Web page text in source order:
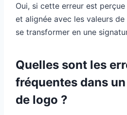
Oui, si cette erreur est
et alignée avec les valeurs
se transformer en une
Quelles sont les
fréquentes dans
de logo ?